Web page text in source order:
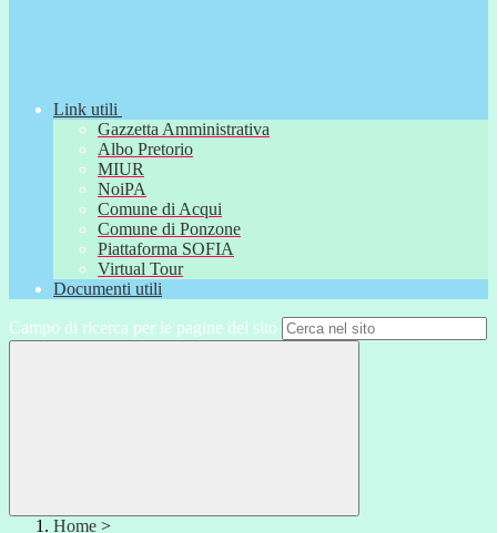
Link utili
Gazzetta Amministrativa
Albo Pretorio
MIUR
NoiPA
Comune di Acqui
Comune di Ponzone
Piattaforma SOFIA
Virtual Tour
Documenti utili
Campo di ricerca per le pagine del sito
Home >